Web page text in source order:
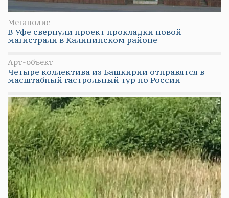
Мегаполис
В Уфе свернули проект прокладки новой
магистрали в Калининском районе
Арт-объект
Четыре коллектива из Башкирии отправятся в
масштабный гастрольный тур по России